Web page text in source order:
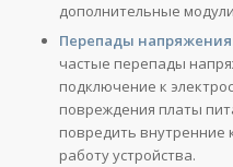
дополнительные
Перепады
частые перепады
подключение к
повреждения платы
повредить
работу устройства.